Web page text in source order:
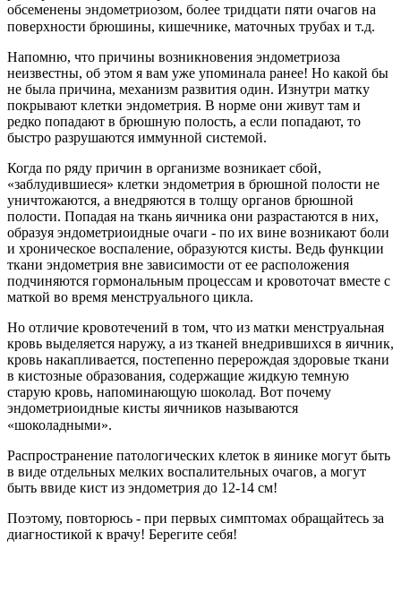
обсеменены эндометриозом, более тридцати пяти очагов на
поверхности брюшины, кишечнике, маточных трубах и т.д.⠀
Напомню, что причины возникновения эндометриоза
неизвестны, об этом я вам уже упоминала ранее! Но какой бы
не была причина, механизм развития один. Изнутри матку
покрывают клетки эндометрия. В норме они живут там и
редко попадают в брюшную полость, а если попадают, то
быстро разрушаются иммунной системой.
Когда по ряду причин в организме возникает сбой,
«заблудившиеся» клетки эндометрия в брюшной полости не
уничтожаются, а внедряются в толщу органов брюшной
полости. Попадая на ткань яичника они разрастаются в них,
образуя эндометриоидные очаги - по их вине возникают боли
и хроническое воспаление, образуются кисты. Ведь функции
ткани эндометрия вне зависимости от ее расположения
подчиняются гормональным процессам и кровоточат вместе с
маткой во время менструального цикла.
Но отличие кровотечений в том, что из матки менструальная
кровь выделяется наружу, а из тканей внедрившихся в яичник,
кровь накапливается, постепенно перерождая здоровые ткани
в кистозные образования, содержащие жидкую темную
старую кровь, напоминающую шоколад. Вот почему
эндометриоидные кисты яичников называются
«шоколадными».⠀
Распространение патологических клеток в яинике могут быть
в виде отдельных мелких воспалительных очагов, а могут
быть ввиде кист из эндометрия до 12-14 см!
Поэтому, повторюсь - при первых симптомах обращайтесь за
диагностикой к врачу! Берегите себя!